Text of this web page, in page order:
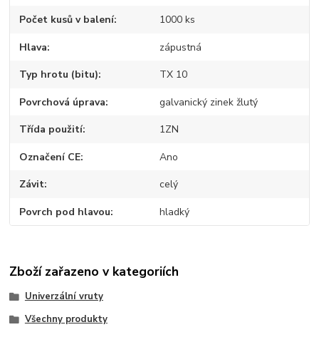
Počet kusů v balení 1000 ks
Hlava zápustná
Typ hrotu (bitu) TX 10
Povrchová úprava galvanický zinek žlutý
Třída použití 1ZN
Označení CE Ano
Závit celý
Povrch pod hlavou hladký
Zboží zařazeno v kategoriích
Univerzální vruty
Všechny produkty